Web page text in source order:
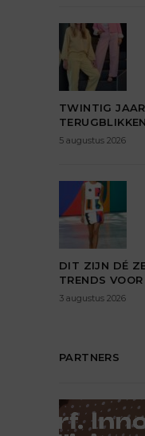
TWINTIG
5 augustus 2026
DIT ZIJN DÉ
TRENDS
3 augustus 2026
PARTNERS